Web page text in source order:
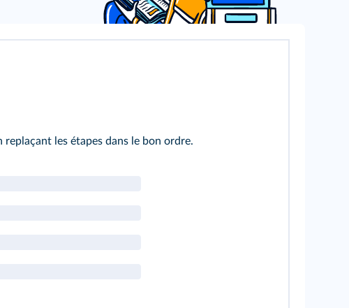
les étapes dans le bon ordre.